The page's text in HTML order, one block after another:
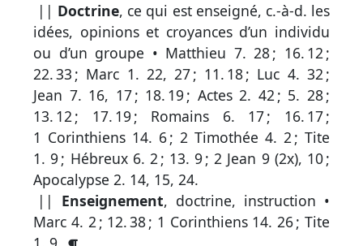
|| Doctrine, ce qui est enseigné, c.-à-d. les
idées, opinions et croyances d’un individu
ou d’un groupe • Matthieu 7. 28; 16. 12;
22. 33 ; Marc 1. 22, 27; 11. 18; Luc 4. 32;
Jean 7. 16, 17; 18. 19; Actes 2. 42; 5. 28;
13. 12; 17. 19; Romains 6. 17; 16. 17;
1 Corinthiens 14. 6; 2 Timothée 4. 2; Tite
1. 9; Hébreux 6. 2; 13. 9;2 Jean 9 (2x), 10;
Apocalypse 2. 14, 15, 24.
|| Enseignement, doctrine, instruction •
Marc 4. 2; 12. 38; 1 Corinthiens 14. 26; Tite
grec
Rechercher
par
code
strong
Rechercher
par
lettre
Rechercher